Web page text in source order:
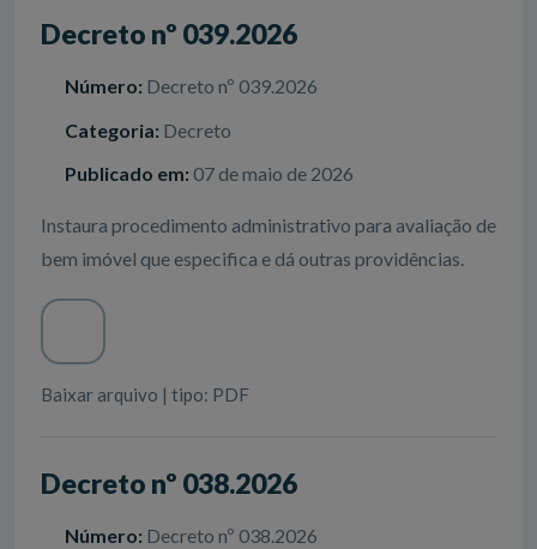
Decreto nº 039.2026
Número: Decreto nº 039.2026
Categoria: Decreto
Publicado em: 07 de maio de 2026
Instaura procedimento administrativo para avaliação de
bem imóvel que especifica e dá outras providências.
Baixar arquivo | tipo: PDF
Decreto nº 038.2026
Número: Decreto nº 038.2026